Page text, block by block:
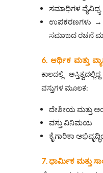
ಸಮಾಧಿಗಳ
ಉಪಕರಣಗಳು
ಸಮಾಜದ ರಚನೆ
6. ಆರ್ಥಿಕ ಮತ್ತು
ಕಾಲದಲ್ಲಿ
ವಸ್ತುಗಳ ಮೂಲಕ:
ದೇಶೀಯ ಮತ್ತು
ವಸ್ತು ವಿನಿಮಯ
ಕೈಗಾರಿಕಾ
7. ಧಾರ್ಮಿಕ ಮತ್ತು